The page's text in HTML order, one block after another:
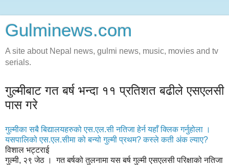
Gulminews.com
A site about Nepal news, gulmi news, music, movies and tv
serials.
गुल्मीबाट गत बर्ष भन्दा ११ प्रतिशत बढीले एसएलसी
पास गरे
गुल्मीका सबै बिद्यालयहरुको एस.एल.सी नतिजा हेर्न यहाँ क्लिक गर्नुहोला ।
यसपालिको एस.एल.सीमा को बन्यो गुल्मी प्रथम? कस्ले कती अंक ल्याए?
विशाल भट्टराई
गुल्मी, २९ जेठ । गत बर्षको तुलनामा यस बर्ष गुल्मी एसएलसी परिक्षाको नतिजा